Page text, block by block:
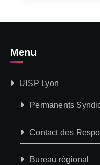
Menu
UISP Lyon
Permanents
Contact des
Bureau régional